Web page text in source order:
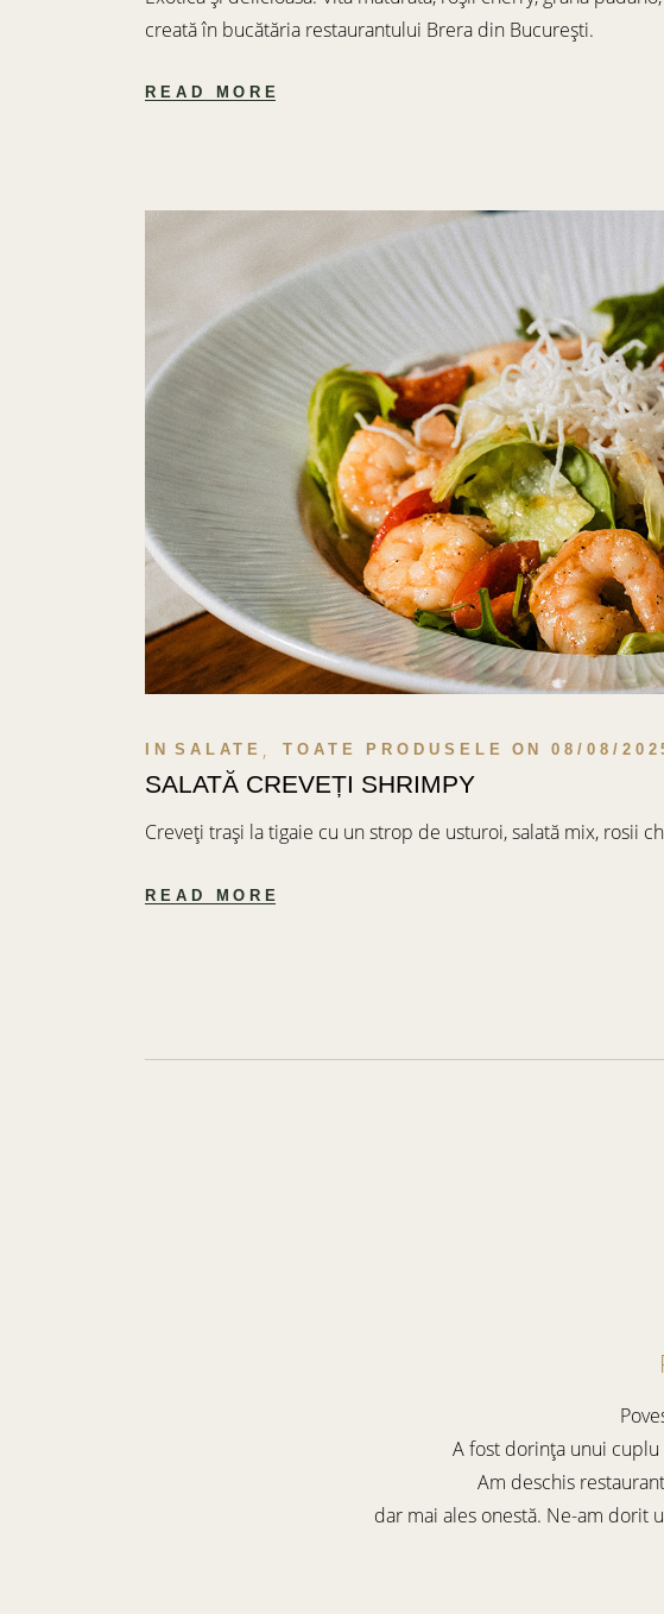
creată în bucătăria restaurantului Brera din București.
READ MORE
IN SALATE TOATE PRODUSELE ON 08/08/
SALATĂ CREVEȚI SHRIMPY
Creveți trași la tigaie cu un strop de usturoi, salată mix, rosii
READ MORE
A fost dorința unui
Am deschis
dar mai ales onestă. Ne-am dorit